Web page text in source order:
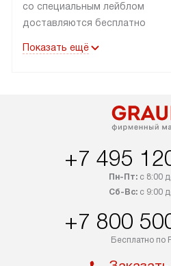
со специальным лейблом
доставляются бесплатно
до подъезда, а выезд за МКАД
могут быть отгружены
в течение трех дней. Доставка
регионы осуществляется
транспортную компанию. После
100% предоплаты компания
до представительства
транспортной компании в
Показать ещё
+7 495
Пн-Пт:с 8:00
Сб-Вс:с 9:00
+7 800
Бесплатно по